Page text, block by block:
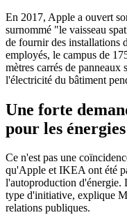
En 2017, Apple a ouvert
surnommé "le vaisseau
de fournir des installations
employés, le campus de
mètres carrés de
l'électricité du bâtiment
Une forte
pour les
Ce n'est pas une
qu'Apple et IKEA ont été
l'autoproduction d'énergie.
type d'initiative, explique
relations publiques.